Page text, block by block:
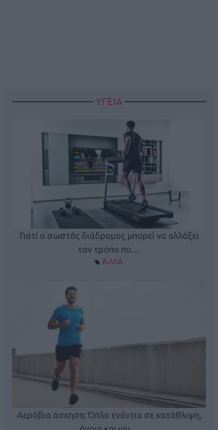
ΥΓΕΙΑ
Γιατί ο σωστός διάδρομος μπορεί να αλλάξει
τον τρόπο πο…
ΆΛΛΑ
Αερόβια άσκηση: Όπλο ενάντια σε κατάθλιψη,